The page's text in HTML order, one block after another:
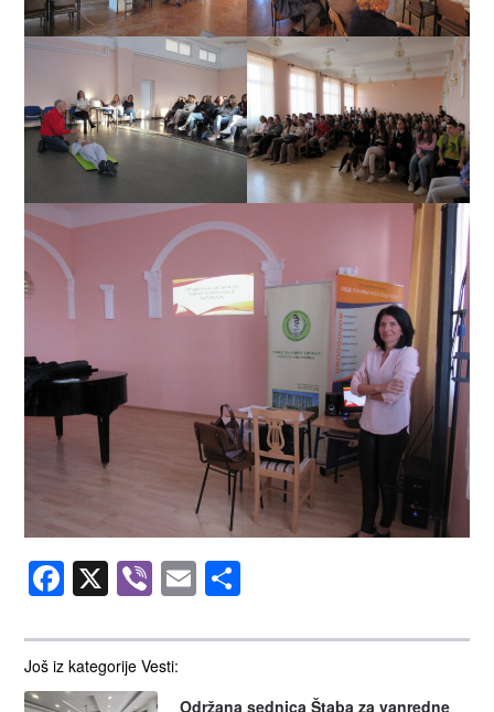
Još iz kategorije Vesti:
Održana sednica Štaba za vanredne
Facebook
X Viber
Email